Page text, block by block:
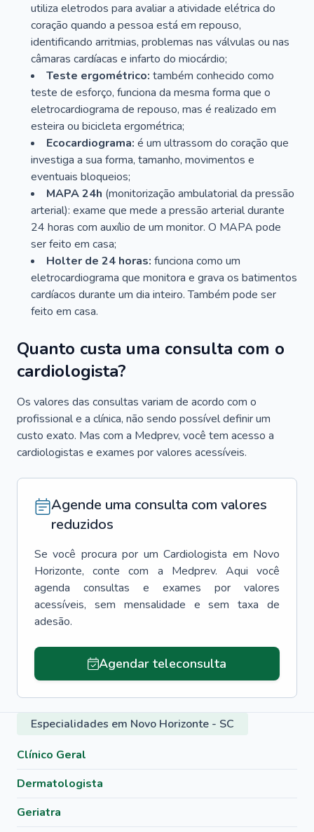
utiliza eletrodos para avaliar a atividade elétrica do
coração quando a pessoa está em repouso,
identificando arritmias, problemas nas válvulas ou nas
câmaras cardíacas e infarto do miocárdio;
Teste ergométrico: também conhecido como
teste de esforço, funciona da mesma forma que o
eletrocardiograma de repouso, mas é realizado em
esteira ou bicicleta ergométrica;
Ecocardiograma: é um ultrassom do coração que
investiga a sua forma, tamanho, movimentos e
eventuais bloqueios;
MAPA 24h (monitorização ambulatorial da pressão
arterial): exame que mede a pressão arterial durante
24 horas com auxílio de um monitor. O MAPA pode
ser feito em casa;
Holter de 24 horas: funciona como um
eletrocardiograma que monitora e grava os batimentos
cardíacos durante um dia inteiro. Também pode ser
feito em casa.
Quanto custa uma consulta com o
cardiologista?
Os valores das consultas variam de acordo com o
profissional e a clínica, não sendo possível definir um
custo exato. Mas com a Medprev, você tem acesso a
cardiologistas e exames por valores acessíveis.
Agende uma consulta com valores
reduzidos
Se você procura por um Cardiologista em Novo
Horizonte, conte com a Medprev. Aqui você
agenda consultas e exames por valores
acessíveis, sem mensalidade e sem taxa de
adesão.
Agendar teleconsulta
Especialidades em Novo Horizonte - SC
Clínico Geral
Dermatologista
Geriatra